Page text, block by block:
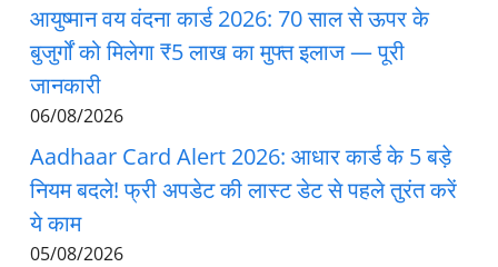
आयुष्मान वय वंदना कार्ड 2026: 70 साल से ऊपर के
बुजुर्गों को मिलेगा ₹5 लाख का मुफ्त इलाज — पूरी
जानकारी
06/08/2026
Aadhaar Card Alert 2026: आधार कार्ड के 5 बड़े
नियम बदले! फ्री अपडेट की लास्ट डेट से पहले तुरंत करें
ये काम
05/08/2026